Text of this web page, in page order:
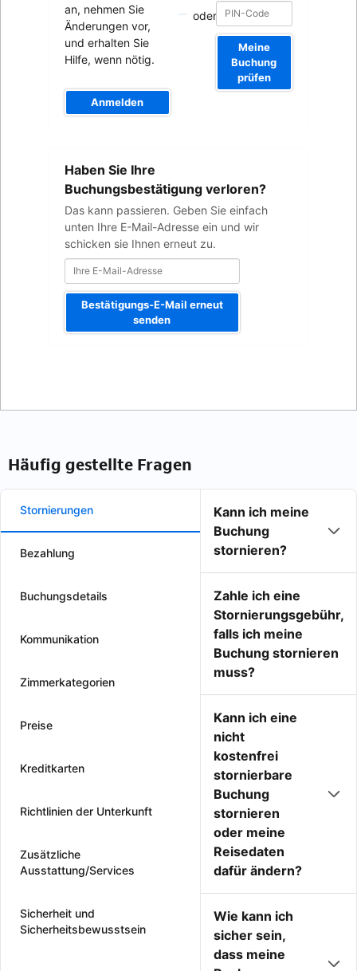
an, nehmen Sie
Änderungen vor,
und erhalten Sie
Hilfe, wenn nötig.
Anmelden
oder
Meine
Buchung
prüfen
Haben Sie Ihre
Buchungsbestätigung verloren?
Das kann passieren. Geben Sie einfach
unten Ihre E-Mail-Adresse ein und wir
schicken sie Ihnen erneut zu.
Adresse
Bestätigungs-E-Mail erneut
senden
Häufig gestellte Fragen
Stornierungen
Bezahlung
Buchungsdetails
Kommunikation
Zimmerkategorien
Preise
Kreditkarten
Richtlinien der Unterkunft
Zusätzliche
Ausstattung/Services
Sicherheit und
Sicherheitsbewusstsein
Kann ich meine
Buchung
stornieren?
Zahle ich eine
Stornierungsgebühr,
falls ich meine
Buchung stornieren
muss?
Kann ich eine
nicht
kostenfrei
stornierbare
Buchung
stornieren
oder meine
Reisedaten
dafür ändern?
Wie kann ich
sicher sein,
dass meine